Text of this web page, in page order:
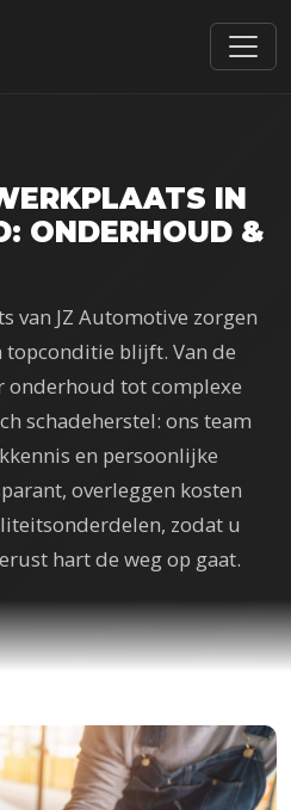
IN
ONDERHOUD &
van JZ Automotive zorgen
blijft. Van de
onderhoud tot complexe
schadeherstel: ons team
en persoonlijke
overleggen kosten
zodat u
hart de weg op gaat.